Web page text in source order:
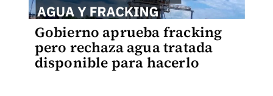
Gobierno aprueba fracking
pero rechaza agua tratada
disponible para hacerlo